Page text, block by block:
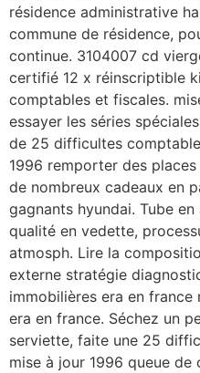
résidence administrative
commune de résidence,
continue. 3104007 cd
certifié 12 x réinscriptible
comptables et fiscales.
essayer les séries
de 25 difficultes
1996 remporter des
de nombreux cadeaux en
gagnants hyundai. Tube
qualité en vedette,
atmosph. Lire la
externe stratégie
immobilières era en
era en france. Séchez un
serviette, faite une 25
mise à jour 1996 queue